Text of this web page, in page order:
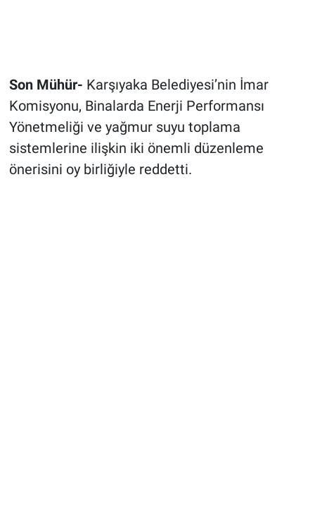
Son Mühür- Karşıyaka Belediyesi’nin İmar
Komisyonu, Binalarda Enerji Performansı
Yönetmeliği ve yağmur suyu toplama
sistemlerine ilişkin iki önemli düzenleme
önerisini oy birliğiyle reddetti.